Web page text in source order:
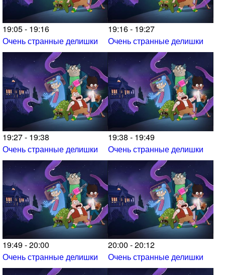
19:05 - 19:16
Очень странные делишки
19:16 - 19:27
Очень странные делишки
19:27 - 19:38
Очень странные делишки
19:38 - 19:49
Очень странные делишки
19:49 - 20:00
Очень странные делишки
20:00 - 20:12
Очень странные делишки